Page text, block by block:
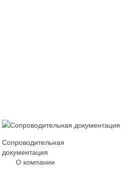
Сопроводительная
документация
О компании